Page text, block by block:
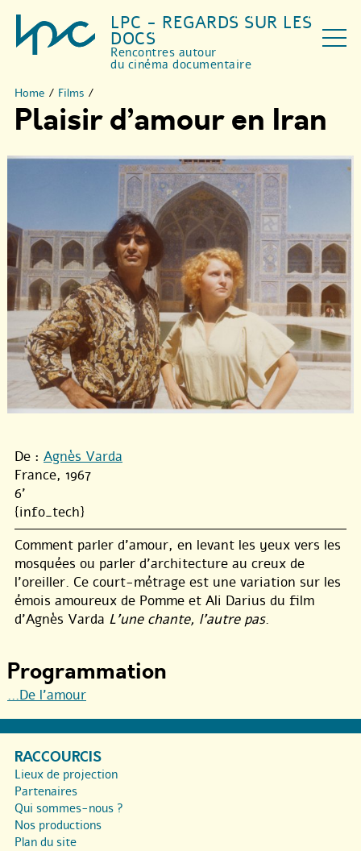
LPC - REGARDS SUR LES
DOCS
Rencontres autour
du cinéma documentaire
Home / Films /
Plaisir d’amour en Iran
De : Agnès Varda
France, 1967
6'
{info_tech}
Comment parler d’amour, en levant les yeux vers les
mosquées ou parler d’architecture au creux de
l’oreiller. Ce court-métrage est une variation sur les
émois amoureux de Pomme et Ali Darius du film
d’Agnès Varda L’une chante, l’autre pas.
Programmation
...De l’amour
RACCOURCIS
Lieux de projection
Partenaires
Qui sommes-nous ?
Nos productions
Plan du site